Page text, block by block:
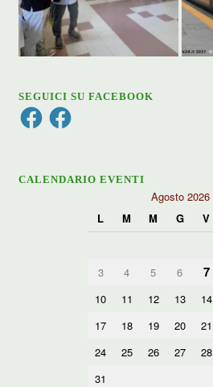
SEGUICI SU FACEBOOK
FacebookFacebook
CALENDARIO EVENTI
Agosto 2026
L
M M G V
3
4 5 6 7
10
11 12 13 14
17
18 19 20 21
24
25 26 27 28
31